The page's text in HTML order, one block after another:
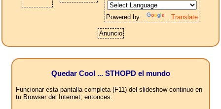
Powered by Translate
Anuncio
Quedar Cool ... STHOPD el mundo
Funcionar esta pantalla completa (F11) del slideshow continuo en
tu Browser del Internet, entonces: